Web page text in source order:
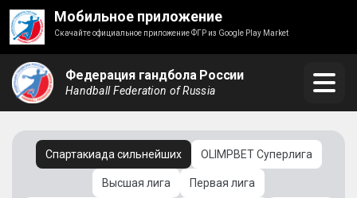
Мобильное приложение
Скачайте официальное приложение ФГР из Google Play Market
Федерация гандбола России
Handball Federation of Russia
Спартакиада сильнейших OLIMPBET Суперлига
Высшая лига Первая лига